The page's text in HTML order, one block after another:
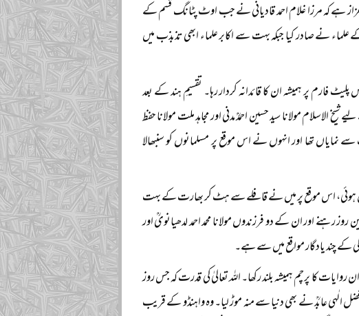
ہے کہ مرزا غلام احمد قادیانی نے جب اوٹ پٹانگ قسم کے
نے صادر کیا جبکہ بہت سے اکابر علماء ابھی تذبذب میں
فارم پر ہمیشہ ان کا قائدانہ کردار رہا۔ تقسیمِ ہند کے بعد
مولانا سید حسین احمدؒ مدنی اور مجاہد ملت مولانا حفظ
نمایاں تھا اور انہوں نے اس موقع پر مسلمانوں کو سنبھالا
ہوئی، اس موقع پر میں نے قافلے سے ہٹ کر بھارت کے بہت
رہنے اور ان کے دو فرزندوں مولانا محمد احمد لدھیانویؒ اور
کے چند یادگار مواقع میں سے ہے۔
کا پرچم ہمیشہ بلند رکھا۔ اللہ تعالیٰ کی قدرت کہ جس روز
الٰہی عابدؒ نے بھی دنیا سے منہ موڑ لیا۔ وہ واہنڈو کے قریب